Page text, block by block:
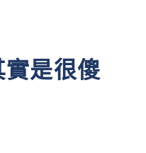
是很傻